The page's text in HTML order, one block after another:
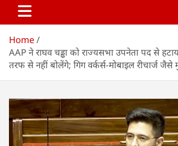
Home
AAP ने राघव चड्ढा को राज्यसभा उपनेता पद से
तरफ से नहीं बोलेंगे; गिग वर्कर्स-मोबाइल रीचार्ज जैसे